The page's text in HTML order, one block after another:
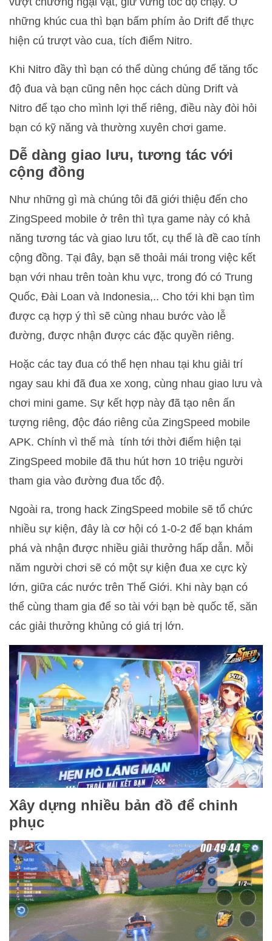
những khúc cua thì bạn bấm phím ảo Drift để thực
hiện cú trượt vào cua, tích điểm Nitro.
Khi Nitro đầy thì bạn có thể dùng chúng để tăng tốc
độ đua và bạn cũng nên học cách dùng Drift và
Nitro để tạo cho mình lợi thế riêng, điều này đòi hỏi
bạn có kỹ năng và thường xuyên chơi game.
Dễ dàng giao lưu, tương tác với
cộng đồng
Như những gì mà chúng tôi đã giới thiệu đến cho
ZingSpeed mobile ở trên thì tựa game này có khả
năng tương tác và giao lưu tốt, cụ thể là đề cao tính
cộng đồng. Tại đây, bạn sẽ thoải mái trong việc kết
bạn với nhau trên toàn khu vực, trong đó có Trung
Quốc, Đài Loan và Indonesia,.. Cho tới khi bạn tìm
được cạ hợp ý thì sẽ cùng nhau bước vào lễ
đường, được nhận được các đặc quyền riêng.
Hoặc các tay đua có thể hẹn nhau tại khu giải trí
ngay sau khi đã đua xe xong, cùng nhau giao lưu và
chơi mini game. Sự kết hợp này đã tạo nên ấn
tượng riêng, độc đáo riêng của ZingSpeed mobile
APK. Chính vì thế mà tính tới thời điểm hiện tại
ZingSpeed mobile đã thu hút hơn 10 triệu người
tham gia vào đường đua tốc độ.
Ngoài ra, trong hack ZingSpeed mobile sẽ tổ chức
nhiều sự kiện, đây là cơ hội có 1-0-2 để bạn khám
phá và nhận được nhiều giải thưởng hấp dẫn. Mỗi
năm người chơi sẽ có một sự kiện đua xe cực kỳ
lớn, giữa các nước trên Thế Giới. Khi này bạn có
thể cùng tham gia để so tài với bạn bè quốc tế, săn
các giải thưởng khủng có giá trị lớn.
Xây dựng nhiều bản đồ để chinh
phục